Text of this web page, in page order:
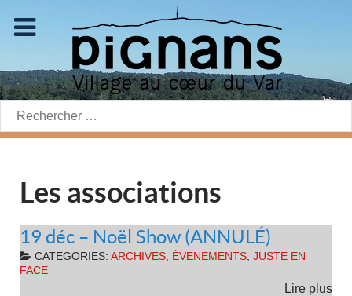
Rechercher:
Les associations
19 déc – Noël Show (ANNULÉ)
CATEGORIES: ARCHIVES, ÉVENEMENTS, JUSTE EN
FACE
Lire plus